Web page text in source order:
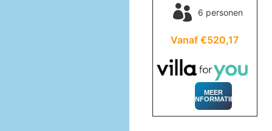
6 personen
Vanaf €520,17
MEER
INFORMATIE